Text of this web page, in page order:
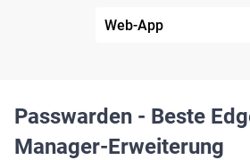
Web-App
Passwarden - Beste
Manager-Erweiterung